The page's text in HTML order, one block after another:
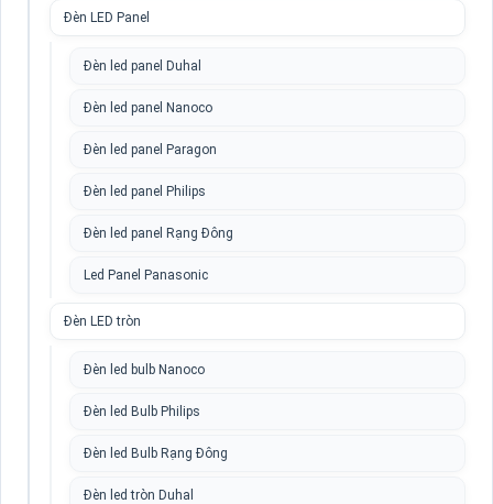
Đèn LED Panel
Đèn led panel Duhal
Đèn led panel Nanoco
Đèn led panel Paragon
Đèn led panel Philips
Đèn led panel Rạng Đông
Led Panel Panasonic
Đèn LED tròn
Đèn led bulb Nanoco
Đèn led Bulb Philips
Đèn led Bulb Rạng Đông
Đèn led tròn Duhal